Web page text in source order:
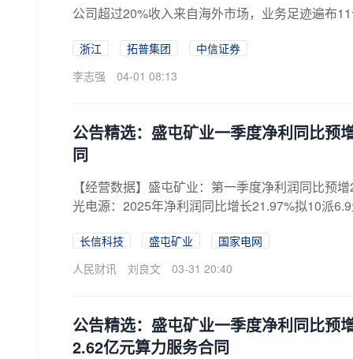
公司超过20%收入来自海外市场，业务足迹遍布
浙江 拓普集团
中信证券
李志强
04-01 08:13
公告精选：盛屯矿业一季度净利同比
同
【经营数据】盛屯矿业：第一季度净利润同比
光电源：2025年净利润同比增长21.97%拟10派
长信科技 盛屯矿业
国家电网
人民财讯
刘良文 03-31 20:40
公告精选：盛屯矿业一季度净利同比
2.62亿元算力服务合同